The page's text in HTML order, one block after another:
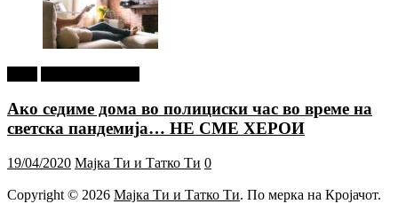
Ако седиме дома во полициски час во време на
светска пандемија… НЕ СМЕ ХЕРОИ
19/04/2020 Мајка Ти и Татко Ти 0
Copyright © 2026 Мајка Ти и Татко Ти. По мерка на Кројачот.